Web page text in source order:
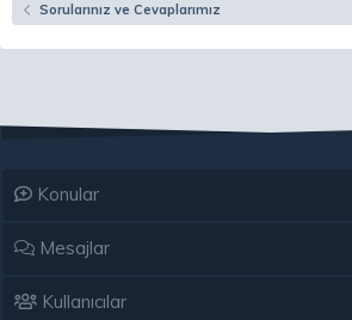
Sorularınız ve Cevaplarımız
Konular
Mesajlar
Kullanıcılar